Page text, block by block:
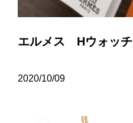
エルメス Hウォッチ
2020/10/09